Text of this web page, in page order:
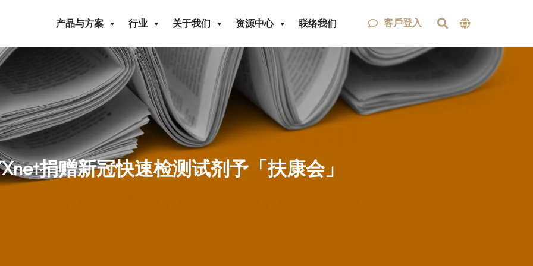
产品与方案 行业 关于我们 资源中心 联络我们 客戶登入
捐赠新冠快速检测试剂予「扶康会」